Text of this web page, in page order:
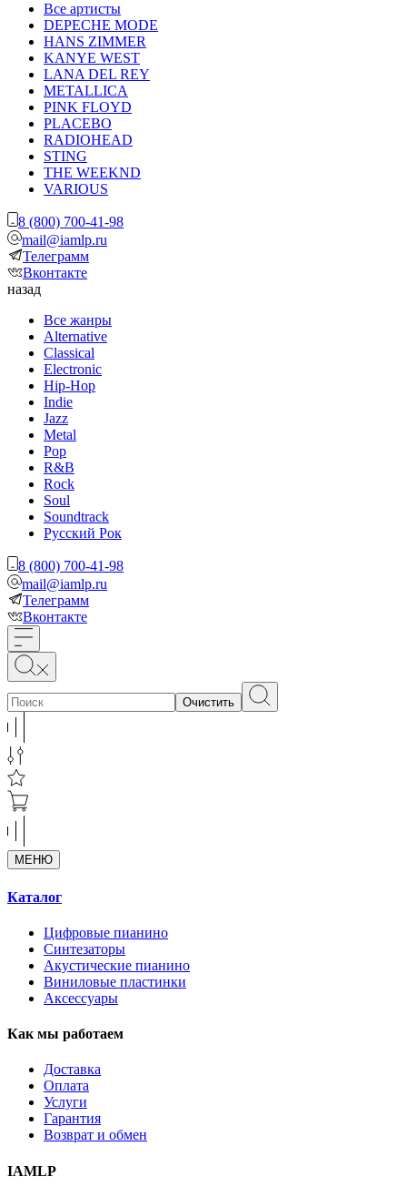
Все артисты
DEPECHE MODE
HANS ZIMMER
KANYE WEST
LANA DEL REY
METALLICA
PINK FLOYD
PLACEBO
RADIOHEAD
STING
THE WEEKND
VARIOUS
8 (800) 700-41-98
mail@iamlp.ru
Телеграмм
Вконтакте
назад
Все жанры
Alternative
Classical
Electronic
Hip-Hop
Indie
Jazz
Metal
Pop
R&B
Rock
Soul
Soundtrack
Русский Рок
8 (800) 700-41-98
mail@iamlp.ru
Телеграмм
Вконтакте
Очистить
МЕНЮ
Каталог
Цифровые пианино
Синтезаторы
Акустические пианино
Виниловые пластинки
Аксессуары
Как мы работаем
Доставка
Оплата
Услуги
Гарантия
Возврат и обмен
IAMLP